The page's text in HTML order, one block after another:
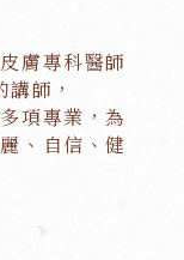
膚專科醫師
師，
項專業，為
、自信、健